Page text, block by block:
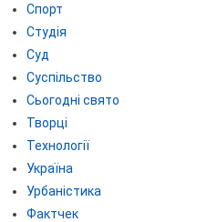
Спорт
Студія
Суд
Суспільство
Сьогодні свято
Творці
Технології
Україна
Урбаністика
Фактчек